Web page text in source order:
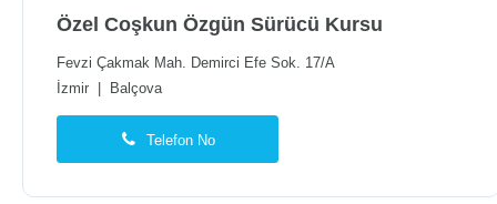
Özel Coşkun Özgün Sürücü Kursu
Fevzi Çakmak Mah. Demirci Efe Sok. 17/A
İzmir
Balçova
Telefon No